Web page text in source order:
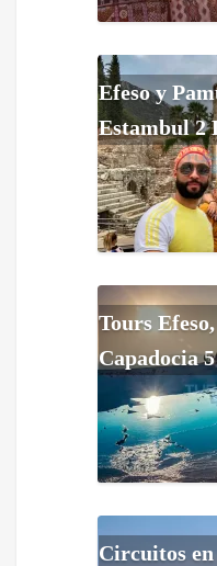
Efeso y
Estambul 2
Tours
Capadocia
Circuitos